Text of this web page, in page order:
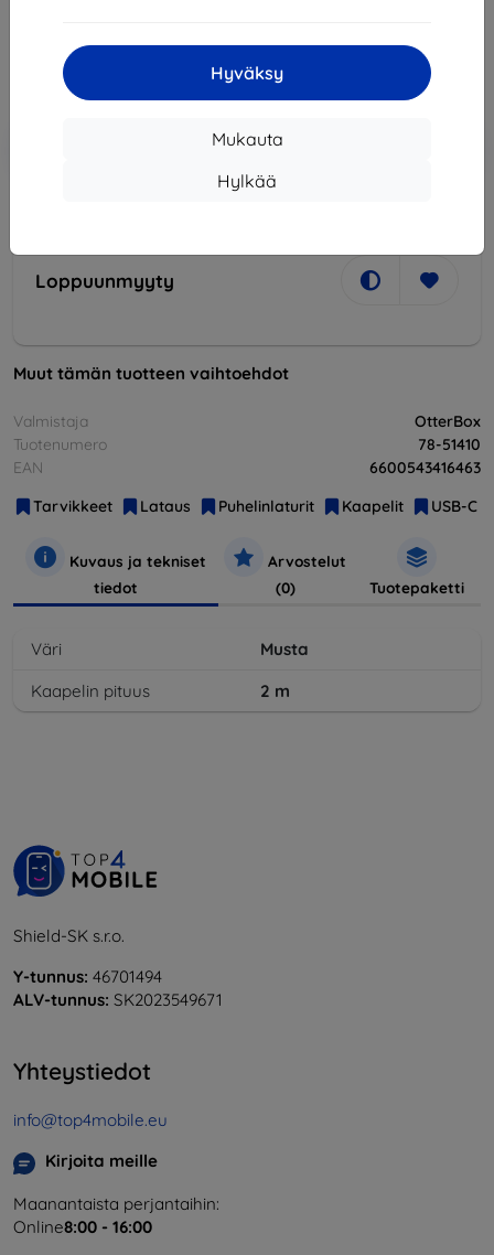
Hyväksy
Mukauta
Hylkää
30,52 €
Hinta ilman ALV:tä
Alennus kupongilla
Loppuunmyyty
Muut tämän tuotteen vaihtoehdot
Valmistaja
OtterBox
Tuotenumero
78-51410
EAN
6600543416463
Tarvikkeet
Lataus Puhelinlaturit Kaapelit USB-C
Kuvaus ja tekniset
tiedot
Arvostelut
(0)
Tuotepaketti
Väri
Musta
Kaapelin pituus
2 m
Shield-SK s.r.o.
Y-tunnus: 46701494
ALV-tunnus: SK2023549671
Yhteystiedot
info@top4mobile.eu
Kirjoita meille
Maanantaista perjantaihin:
Online8:00 - 16:00